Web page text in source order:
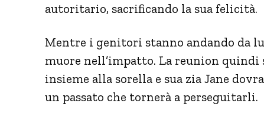
autoritario, sacrificando la sua felicità.
Mentre i genitori stanno andando da
muore nell’impatto. La reunion
insieme alla sorella e sua zia Jane
un passato che tornerà a perseguitarli.